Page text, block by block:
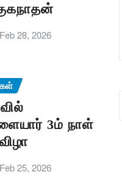
Feb 28, 2026
3ம் நாள்
Feb 25, 2026